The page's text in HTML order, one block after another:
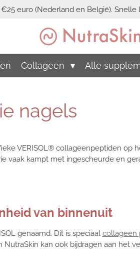
euro (Nederland en België).
Collageen Alle
nagels
VERISOL® collageenpeptiden op
vaak kampt met ingescheurde en
van binnenuit
genaamd. Dit is speciaal collageen
kan ook bijdragen aan het